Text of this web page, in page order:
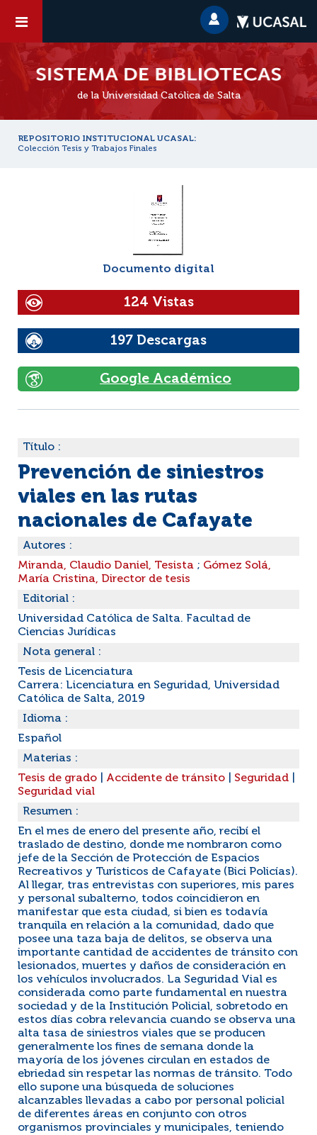
de la Universidad Católica de Salta
REPOSITORIO INSTITUCIONAL UCASAL:
Colección Tesis y Trabajos Finales
Documento digital
124 Vistas
197 Descargas
Google Académico
Título :
Prevención de siniestros
viales en las rutas
nacionales de Cafayate
Autores :
Miranda, Claudio Daniel, Tesista ; Gómez Solá,
María Cristina, Director de tesis
Editorial :
Universidad Católica de Salta. Facultad de
Ciencias Jurídicas
Nota general :
Tesis de Licenciatura
Carrera: Licenciatura en Seguridad, Universidad
Católica de Salta, 2019
Idioma :
Español
Materias :
Tesis de grado
Accidente de tránsito Seguridad
Seguridad vial
Resumen :
En el mes de enero del presente año, recibí el
traslado de destino, donde me nombraron como
jefe de la Sección de Protección de Espacios
Recreativos y Turísticos de Cafayate (Bici Policías).
Al llegar, tras entrevistas con superiores, mis pares
y personal subalterno, todos coincidieron en
manifestar que esta ciudad, si bien es todavía
tranquila en relación a la comunidad, dado que
posee una taza baja de delitos, se observa una
importante cantidad de accidentes de tránsito con
lesionados, muertes y daños de consideración en
los vehículos involucrados. La Seguridad Vial es
considerada como parte fundamental en nuestra
sociedad y de la Institución Policial, sobretodo en
estos días cobra relevancia cuando se observa una
alta tasa de siniestros viales que se producen
generalmente los fines de semana donde la
mayoría de los jóvenes circulan en estados de
ebriedad sin respetar las normas de tránsito. Todo
ello supone una búsqueda de soluciones
alcanzables llevadas a cabo por personal policial
de diferentes áreas en conjunto con otros
organismos provinciales y municipales, teniendo